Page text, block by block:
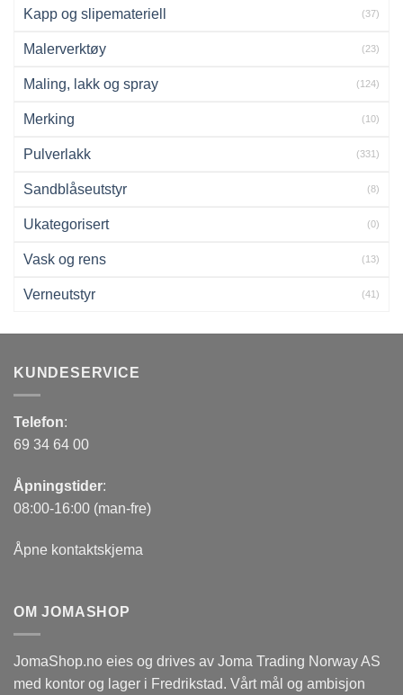
Kapp og slipemateriell (37)
Malerverktøy (23)
Maling, lakk og spray (124)
Merking (10)
Pulverlakk (331)
Sandblåseutstyr (8)
Ukategorisert (0)
Vask og rens (13)
Verneutstyr (41)
KUNDESERVICE
Telefon:
69 34 64 00
Åpningstider:
08:00-16:00 (man-fre)
Åpne kontaktskjema
OM JOMASHOP
JomaShop.no eies og drives av Joma Trading Norway AS
med kontor og lager i Fredrikstad. Vårt mål og ambisjon